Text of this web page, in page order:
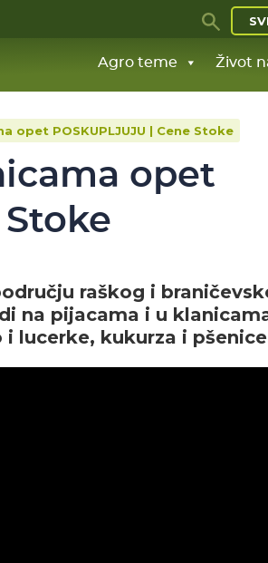
Agro teme Život
opet POSKUPLJUJU | Cene Stoke
opet
Stoke
raškog i
na pijacama i u
lucerke, kukurza i